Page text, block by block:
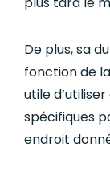
De plus, sa
fonction de
utile
spécifiques
endroit